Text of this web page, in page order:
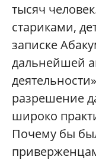
тысяч
стариками,
записке
дальнейшей
разрешение
широко
Почему бы